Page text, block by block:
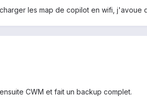
les map de copilot en wifi,
CWM et fait un backup complet.